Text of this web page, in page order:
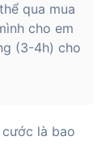
qua mua
cho em
(3-4h) cho
là bao